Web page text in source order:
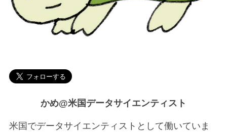
かめ@米国データサイエンティスト
米国でデータサイエンティストとして働いていま